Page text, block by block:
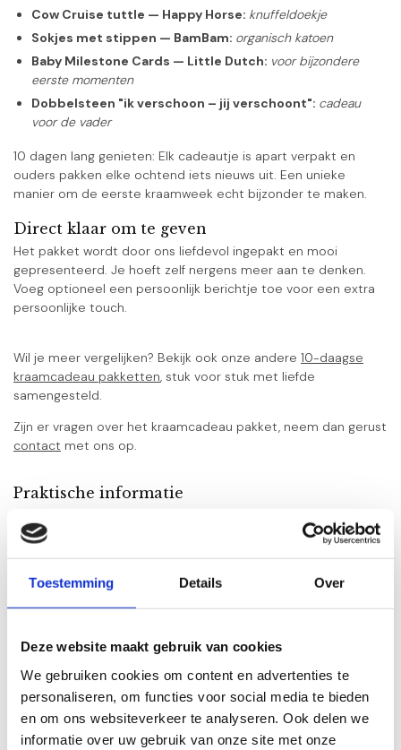
Toestemming Details Over
Deze website maakt gebruik van cookies
We gebruiken cookies om content en advertenties te
personaliseren, om functies voor social media te bieden
en om ons websiteverkeer te analyseren. Ook delen we
informatie over uw gebruik van onze site met onze
Cow Cruise tuttle — Happy Horse: knuffeldoekje
Sokjes met stippen — BamBam: organisch katoen
Baby Milestone Cards — Little Dutch: voor bijzondere
eerste momenten
Dobbelsteen "ik verschoon – jij verschoont": cadeau
voor de vader
10 dagen lang genieten: Elk cadeautje is apart verpakt en
ouders pakken elke ochtend iets nieuws uit. Een unieke
manier om de eerste kraamweek echt bijzonder te maken.
Direct klaar om te geven
Het pakket wordt door ons liefdevol ingepakt en mooi
gepresenteerd. Je hoeft zelf nergens meer aan te denken.
Voeg optioneel een persoonlijk berichtje toe voor een extra
persoonlijke touch.
Wil je meer vergelijken? Bekijk ook onze andere 10-daagse
kraamcadeau pakketten, stuk voor stuk met liefde
samengesteld.
Zijn er vragen over het kraamcadeau pakket, neem dan gerust
contact met ons op.
Praktische informatie
Geschikt voor: pasgeborenen (0–3 maanden) tot 2 jaar
Merk: Little Dutch, Happy Horse, Naïf, BamBam
Specificaties
Gerelateerde producten
10 Daagse kraamcadeau
pakket Little Dutch Activity